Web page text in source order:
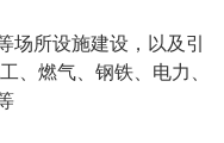
场所设施建设，以及引
、燃气、钢铁、电力、